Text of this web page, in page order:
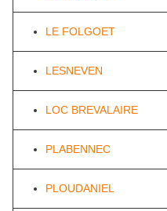
LE FOLGOET
LESNEVEN
LOC BREVALAIRE
PLABENNEC
PLOUDANIEL